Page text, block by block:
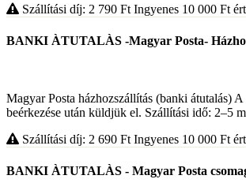
Szállítási díj: 2 790 Ft Ingyenes 10 000 Ft
BANKI ÀTUTALÀS -Magyar Posta-
Magyar Posta házhozszállítás (banki átutalás) A
beérkezése után küldjük el. Szállítási idő: 2–5
Szállítási díj: 2 690 Ft Ingyenes 10 000 Ft
BANKI ÀTUTALÀS - Magyar Posta